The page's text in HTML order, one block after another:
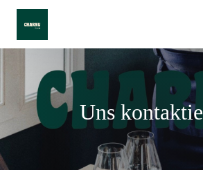
Uns